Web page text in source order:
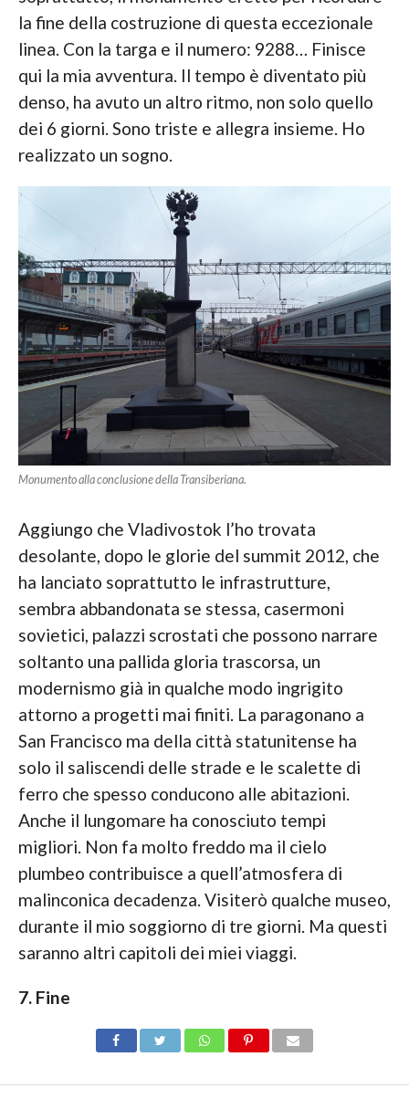
la fine della costruzione di questa eccezionale
linea. Con la targa e il numero: 9288… Finisce
qui la mia avventura. Il tempo è diventato più
denso, ha avuto un altro ritmo, non solo quello
dei 6 giorni. Sono triste e allegra insieme. Ho
realizzato un sogno.
Monumento alla conclusione della Transiberiana.
Aggiungo che Vladivostok l’ho trovata
desolante, dopo le glorie del summit 2012, che
ha lanciato soprattutto le infrastrutture,
sembra abbandonata se stessa, casermoni
sovietici, palazzi scrostati che possono narrare
soltanto una pallida gloria trascorsa, un
modernismo già in qualche modo ingrigito
attorno a progetti mai finiti. La paragonano a
San Francisco ma della città statunitense ha
solo il saliscendi delle strade e le scalette di
ferro che spesso conducono alle abitazioni.
Anche il lungomare ha conosciuto tempi
migliori. Non fa molto freddo ma il cielo
plumbeo contribuisce a quell’atmosfera di
malinconica decadenza. Visiterò qualche museo,
durante il mio soggiorno di tre giorni. Ma questi
saranno altri capitoli dei miei viaggi.
7. Fine